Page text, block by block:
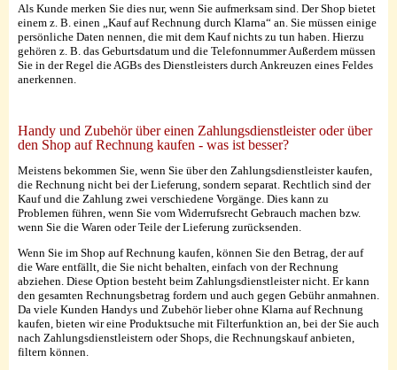
Als Kunde merken Sie dies nur, wenn Sie aufmerksam sind. Der Shop bietet
einem z. B. einen „Kauf auf Rechnung durch Klarna“ an. Sie müssen einige
persönliche Daten nennen, die mit dem Kauf nichts zu tun haben. Hierzu
gehören z. B. das Geburtsdatum und die Telefonnummer Außerdem müssen
Sie in der Regel die AGBs des Dienstleisters durch Ankreuzen eines Feldes
anerkennen.
Handy und Zubehör über einen Zahlungsdienstleister oder über
den Shop auf Rechnung kaufen - was ist besser?
Meistens bekommen Sie, wenn Sie über den Zahlungsdienstleister kaufen,
die Rechnung nicht bei der Lieferung, sondern separat. Rechtlich sind der
Kauf und die Zahlung zwei verschiedene Vorgänge. Dies kann zu
Problemen führen, wenn Sie vom Widerrufsrecht Gebrauch machen bzw.
wenn Sie die Waren oder Teile der Lieferung zurücksenden.
Wenn Sie im Shop auf Rechnung kaufen, können Sie den Betrag, der auf
die Ware entfällt, die Sie nicht behalten, einfach von der Rechnung
abziehen. Diese Option besteht beim Zahlungsdienstleister nicht. Er kann
den gesamten Rechnungsbetrag fordern und auch gegen Gebühr anmahnen.
Da viele Kunden Handys und Zubehör lieber ohne Klarna auf Rechnung
kaufen, bieten wir eine Produktsuche mit Filterfunktion an, bei der Sie auch
nach Zahlungsdienstleistern oder Shops, die Rechnungskauf anbieten,
filtern können.